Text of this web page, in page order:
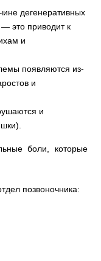
дегенеративных
это приводит к
и
появляются из-
и
и
боли, которые
позвоночника: